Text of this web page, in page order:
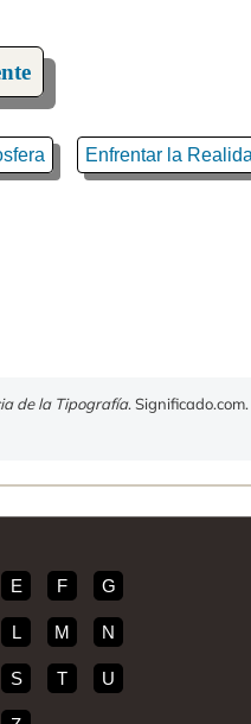
Enfrentar la
de la Tipografía.
E F G
L M N
S T U